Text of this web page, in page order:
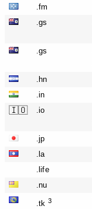
.fm
.gs
.gs
.hn
.in
🇮🇴 .io
.jp
.la
.life
.nu
.tk 3